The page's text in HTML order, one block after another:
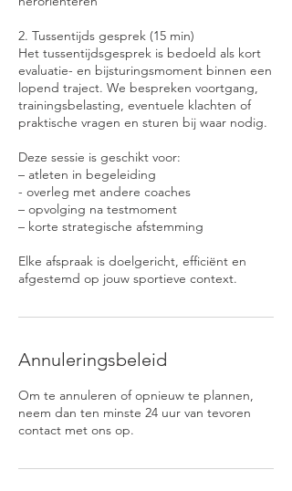
2. Tussentijds gesprek (15 min)
Het tussentijdsgesprek is bedoeld als kort
evaluatie- en bijsturingsmoment binnen een
lopend traject. We bespreken voortgang,
trainingsbelasting, eventuele klachten of
praktische vragen en sturen bij waar nodig.
Deze sessie is geschikt voor:
– atleten in begeleiding
- overleg met andere coaches
– opvolging na testmoment
– korte strategische afstemming
Elke afspraak is doelgericht, efficiënt en
afgestemd op jouw sportieve context.
Annuleringsbeleid
Om te annuleren of opnieuw te plannen,
neem dan ten minste 24 uur van tevoren
contact met ons op.